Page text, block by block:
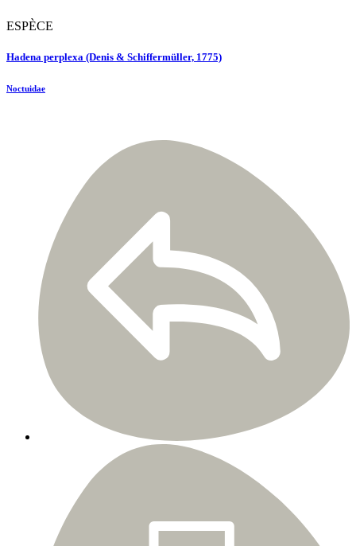
ESPÈCE
Hadena perplexa (Denis & Schiffermüller, 1775)
Noctuidae